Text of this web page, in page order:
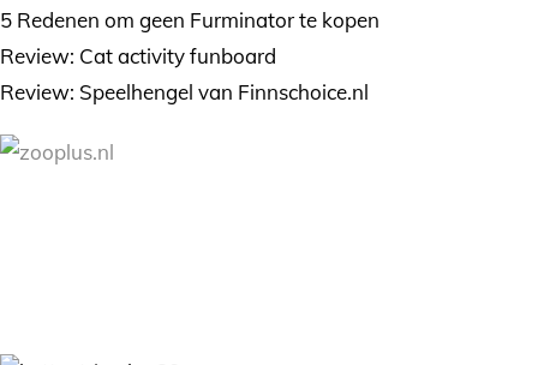
5 Redenen om geen Furminator te kopen
Review: Cat activity funboard
Review: Speelhengel van Finnschoice.nl